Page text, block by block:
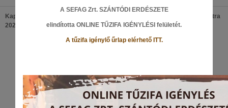
Kaposvár belvárosában kerül sor a Vadászok éjszakája programsorozatra
2021. szeptember 18. napján
A SEFAG Zrt. SZÁNTÓDI ERDÉSZETE
elindította ONLINE TŰZIFA IGÉNYLÉSI felületét.
A tűzifa igénylő űrlap elérhető ITT.